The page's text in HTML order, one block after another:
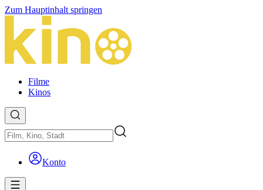
Zum Hauptinhalt springen
Filme
Kinos
Konto